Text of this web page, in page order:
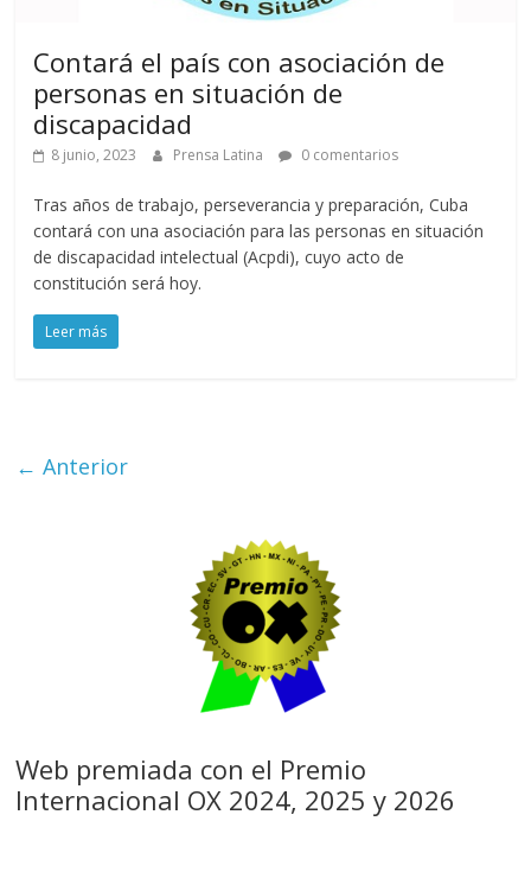
Contará el país con asociación de
personas en situación de
discapacidad
8 junio, 2023 Prensa Latina 0 comentarios
Tras años de trabajo, perseverancia y preparación, Cuba
contará con una asociación para las personas en situación
de discapacidad intelectual (Acpdi), cuyo acto de
constitución será hoy.
Leer más
← Anterior
Web premiada con el Premio
Internacional OX 2024, 2025 y 2026